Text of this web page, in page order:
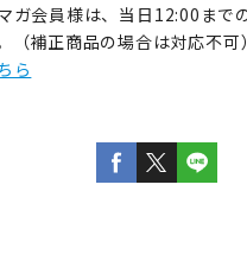
ガ会員様は、当日12:00まで
（補正商品の場合は対応不可）
ら